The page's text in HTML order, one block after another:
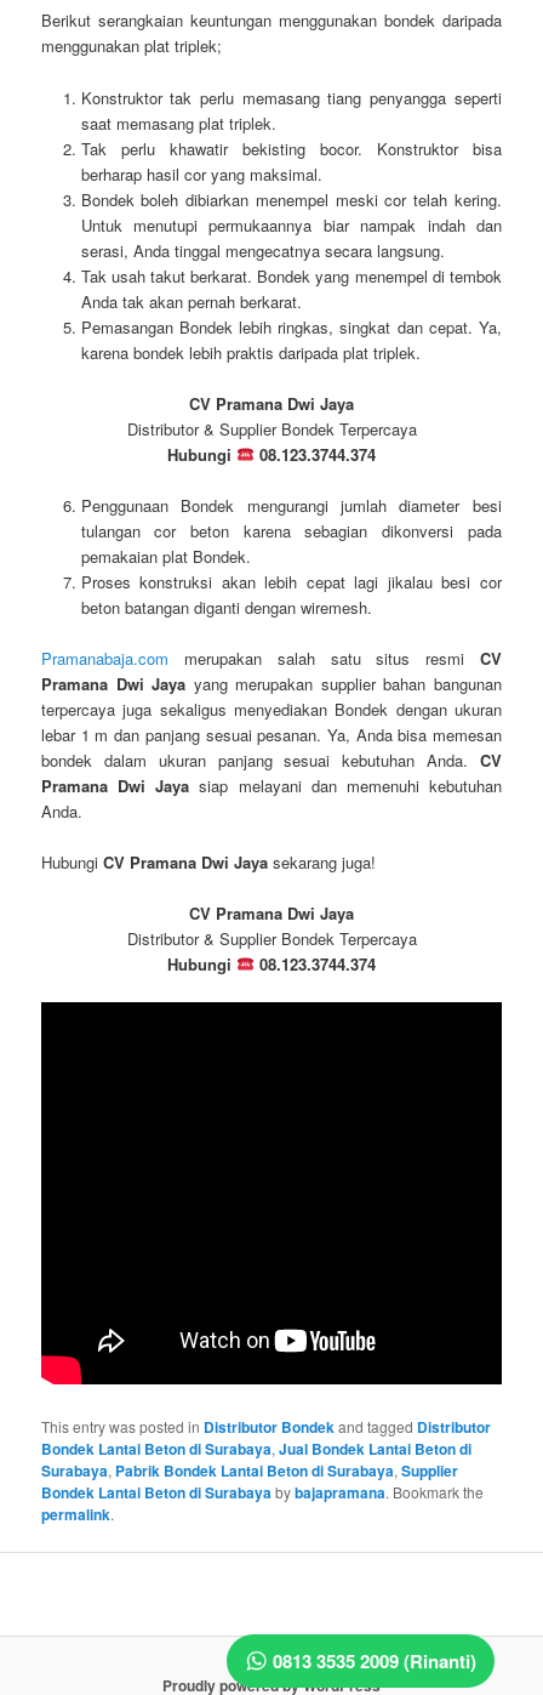
Berikut serangkaian keuntungan menggunakan bondek daripada
menggunakan plat triplek;
Konstruktor tak perlu memasang tiang penyangga seperti
saat memasang plat triplek.
Tak perlu khawatir bekisting bocor. Konstruktor bisa
berharap hasil cor yang maksimal.
Bondek boleh dibiarkan menempel meski cor telah kering.
Untuk menutupi permukaannya biar nampak indah dan
serasi, Anda tinggal mengecatnya secara langsung.
Tak usah takut berkarat. Bondek yang menempel di tembok
Anda tak akan pernah berkarat.
Pemasangan Bondek lebih ringkas, singkat dan cepat. Ya,
karena bondek lebih praktis daripada plat triplek.
CV Pramana Dwi Jaya
Distributor & Supplier Bondek Terpercaya
Hubungi
08.123.3744.374
Penggunaan Bondek mengurangi jumlah diameter besi
tulangan cor beton karena sebagian dikonversi pada
pemakaian plat Bondek.
Proses konstruksi akan lebih cepat lagi jikalau besi cor
beton batangan diganti dengan wiremesh.
Pramanabaja.com merupakan salah satu situs resmi CV
Pramana Dwi Jaya yang merupakan supplier bahan bangunan
terpercaya juga sekaligus menyediakan Bondek dengan ukuran
lebar 1 m dan panjang sesuai pesanan. Ya, Anda bisa memesan
bondek dalam ukuran panjang sesuai kebutuhan Anda. CV
Pramana Dwi Jaya siap melayani dan memenuhi kebutuhan
Anda.
HubungiCV Pramana Dwi Jaya sekarang juga!
CV Pramana Dwi Jaya
Distributor & Supplier Bondek Terpercaya
Hubungi
08.123.3744.374
This entry was posted in Distributor Bondekand tagged Distributor
Bondek Lantai Beton di Surabaya,Jual Bondek Lantai Beton di
Surabaya, Pabrik Bondek Lantai Beton di Surabaya,Supplier
Bondek Lantai Beton di Surabayabybajapramana. Bookmark the
permalink.
0813 3535 2009 (Rinanti)
Proudly powered by WordPress